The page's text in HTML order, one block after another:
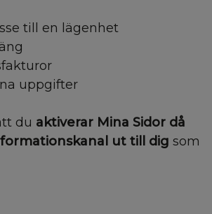
till en lägenhet
uppgifter
du aktiverar Mina Sidor då
ut till dig som